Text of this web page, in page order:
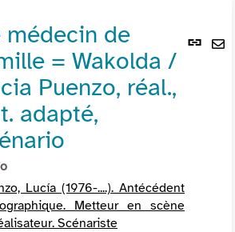
Lien
médecin de
= Wakolda /
Puenzo, réal.,
adapté,
Lucía (1976-....). Antécédent
Metteur en scène
Scénariste